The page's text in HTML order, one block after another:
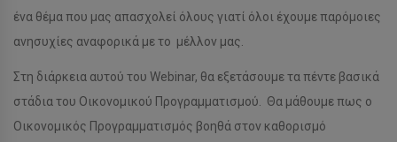
ένα θέμα που μας απασχολεί όλους γιατί όλοι έχουμε παρόμοιες
ανησυχίες αναφορικά με το μέλλον μας.
Στη διάρκεια αυτού του Webinar, θα εξετάσουμε τα πέντε βασικά
στάδια του Οικονομικού Προγραμματισμού. Θα μάθουμε πως ο
Οικονομικός Προγραμματισμός βοηθά στον καθορισμό